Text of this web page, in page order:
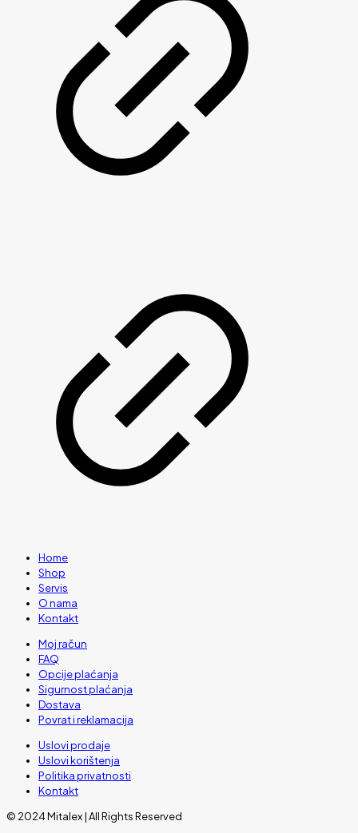
Home
Shop
Servis
O nama
Kontakt
Moj račun
FAQ
Opcije plaćanja
Sigurnost plaćanja
Dostava
Povrat i reklamacija
Uslovi prodaje
Uslovi korištenja
Politika privatnosti
Kontakt
© 2024 Mitalex | All Rights Reserved